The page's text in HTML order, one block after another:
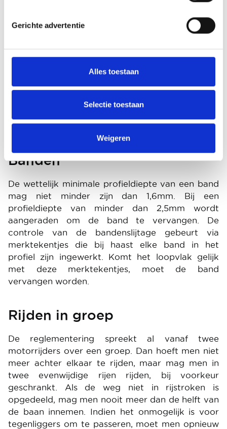
Gerichte advertentie
Alles toestaan
Selectie toestaan
Weigeren
Banden
De wettelijk minimale profieldiepte van een band
mag niet minder zijn dan 1,6mm. Bij een
profieldiepte van minder dan 2,5mm wordt
aangeraden om de band te vervangen. De
controle van de bandenslijtage gebeurt via
merktekentjes die bij haast elke band in het
profiel zijn ingewerkt. Komt het loopvlak gelijk
met deze merktekentjes, moet de band
vervangen worden.
Rijden in groep
De reglementering spreekt al vanaf twee
motorrijders over een groep. Dan hoeft men niet
meer achter elkaar te rijden, maar mag men in
twee evenwijdige rijen rijden, bij voorkeur
geschrankt. Als de weg niet in rijstroken is
opgedeeld, mag men nooit meer dan de helft van
de baan innemen. Indien het onmogelijk is voor
tegenliggers om te passeren, moet men opnieuw